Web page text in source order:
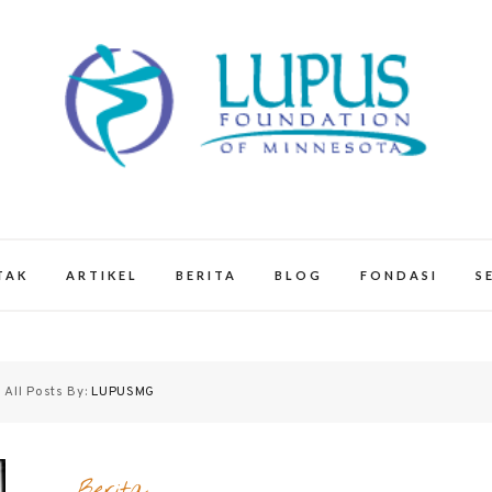
ARTIKEL BERITA BLOG FONDASI
All Posts By:LUPUSMG